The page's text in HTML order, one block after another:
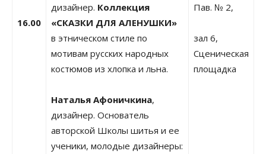
16.00
дизайнер. Коллекция
«СКАЗКИ ДЛЯ АЛЕНУШКИ»
в этническом стиле по
мотивам русских народных
костюмов из хлопка и льна.
Наталья Афоничкина,
дизайнер. Основатель
авторской Школы шитья и ее
ученики, молодые дизайнеры:
Пав. № 2,
зал 6,
Сценическая
площадка